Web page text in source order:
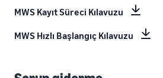
MWS Kayıt Süreci Kılavuzu
MWS Hızlı Başlangıç Kılavuzu